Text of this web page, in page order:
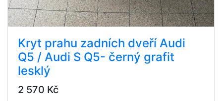
Kryt prahu zadních dveří Audi
Q5 / Audi S Q5- černý grafit
lesklý
2 570 Kč